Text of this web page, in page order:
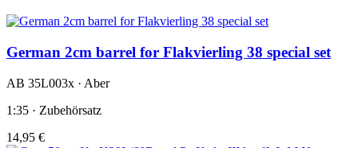
German 2cm barrel for Flakvierling 38 special set
AB 35L003x · Aber
1:35 · Zubehörsatz
14,95 €